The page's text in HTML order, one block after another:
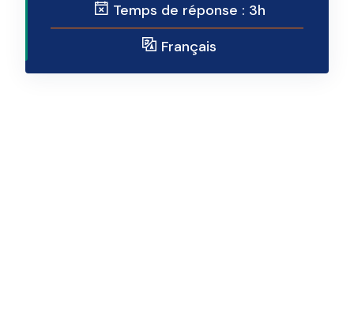
Temps de réponse : 3h
Français